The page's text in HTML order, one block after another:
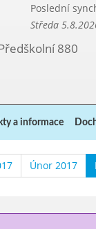
Poslední
Středa
880
a informace
Únor 2017